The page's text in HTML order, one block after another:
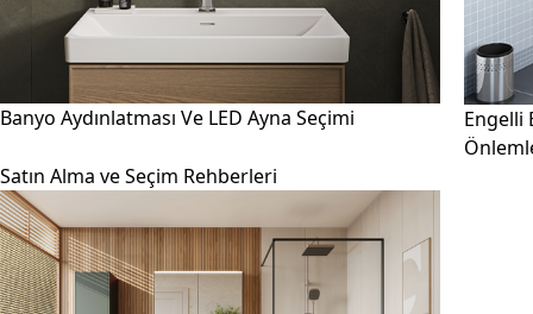
Banyo Aydınlatması Ve LED Ayna Seçimi
Engelli
Satın Alma ve Seçim Rehberleri